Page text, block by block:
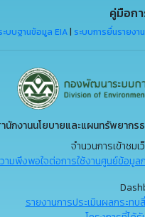
คู่มือก
ะบบฐานข้อมูล EIA| ระบบการยื่นรายงา
กงานนโยบายและแผนทรัพยากร
จำนวนการเข้าชม
ามพึงพอใจต่อการใช้งานศูนย์ข้อมู
รายงานการประเมินผลกระท